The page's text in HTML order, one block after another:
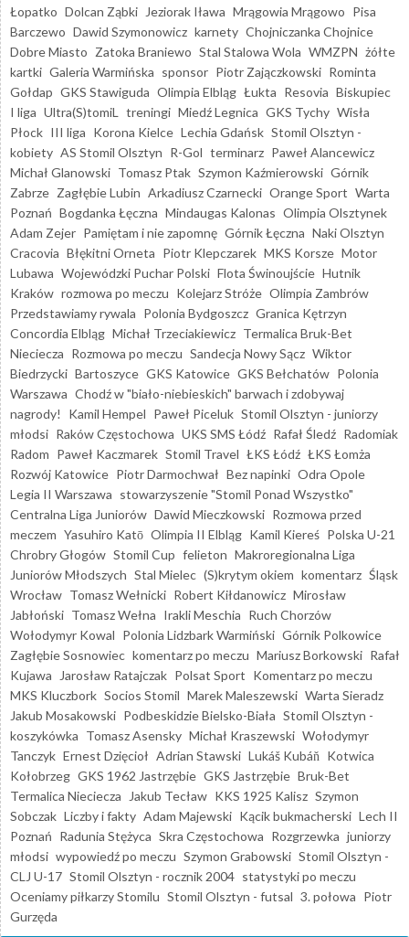
Łopatko Dolcan Ząbki Jeziorak Iława Mrągowia Mrągowo Pisa
Barczewo Dawid Szymonowicz karnety Chojniczanka Chojnice
Dobre Miasto Zatoka Braniewo Stal Stalowa Wola WMZPN żółte
kartki Galeria Warmińska sponsor Piotr Zajączkowski Rominta
Gołdap GKS Stawiguda Olimpia Elbląg Łukta Resovia Biskupiec
I liga Ultra(S)tomiL treningi Miedź Legnica GKS Tychy Wisła
Płock III liga Korona Kielce Lechia Gdańsk Stomil Olsztyn -
kobiety AS Stomil Olsztyn R-Gol terminarz Paweł Alancewicz
Michał Glanowski Tomasz Ptak Szymon Kaźmierowski Górnik
Zabrze Zagłębie Lubin Arkadiusz Czarnecki Orange Sport Warta
Poznań Bogdanka Łęczna Mindaugas Kalonas Olimpia Olsztynek
Adam Zejer Pamiętam i nie zapomnę Górnik Łęczna Naki Olsztyn
Cracovia Błękitni Orneta Piotr Klepczarek MKS Korsze Motor
Lubawa Wojewódzki Puchar Polski Flota Świnoujście Hutnik
Kraków rozmowa po meczu Kolejarz Stróże Olimpia Zambrów
Przedstawiamy rywala Polonia Bydgoszcz Granica Kętrzyn
Concordia Elbląg Michał Trzeciakiewicz Termalica Bruk-Bet
Nieciecza Rozmowa po meczu Sandecja Nowy Sącz Wiktor
Biedrzycki Bartoszyce GKS Katowice GKS Bełchatów Polonia
Warszawa Chodź w "biało-niebieskich" barwach i zdobywaj
nagrody!
Kamil Hempel Paweł Piceluk Stomil Olsztyn - juniorzy
młodsi Raków Częstochowa UKS SMS Łódź Rafał Śledź Radomiak
Radom Paweł Kaczmarek Stomil Travel ŁKS Łódź ŁKS Łomża
Rozwój Katowice Piotr Darmochwał Bez napinki Odra Opole
Legia II Warszawa stowarzyszenie "Stomil Ponad Wszystko"
Centralna Liga Juniorów Dawid Mieczkowski Rozmowa przed
meczem Yasuhiro Katō Olimpia II Elbląg Kamil Kiereś Polska U-21
Chrobry Głogów Stomil Cup felieton Makroregionalna Liga
Juniorów Młodszych Stal Mielec (S)krytym okiem komentarz Śląsk
Wrocław Tomasz Wełnicki Robert Kiłdanowicz Mirosław
Jabłoński Tomasz Wełna Irakli Meschia Ruch Chorzów
Wołodymyr Kowal Polonia Lidzbark Warmiński Górnik Polkowice
Zagłębie Sosnowiec komentarz po meczu Mariusz Borkowski Rafał
Kujawa
Jarosław Ratajczak Polsat Sport Komentarz po meczu
MKS Kluczbork Socios Stomil Marek Maleszewski Warta Sieradz
Jakub Mosakowski Podbeskidzie Bielsko-Biała Stomil Olsztyn -
koszykówka Tomasz Asensky Michał Kraszewski Wołodymyr
Tanczyk Ernest Dzięcioł Adrian Stawski Lukáš Kubáň Kotwica
Kołobrzeg GKS 1962 Jastrzębie GKS Jastrzębie Bruk-Bet
Termalica Nieciecza
Jakub Tecław KKS 1925 Kalisz Szymon
Sobczak Liczby i fakty Adam Majewski Kącik bukmacherski Lech II
Poznań Radunia Stężyca Skra Częstochowa Rozgrzewka juniorzy
młodsi wypowiedź po meczu Szymon Grabowski Stomil Olsztyn -
CLJ U-17 Stomil Olsztyn - rocznik 2004 statystyki po meczu
Oceniamy piłkarzy Stomilu Stomil Olsztyn - futsal 3. połowa Piotr
Gurzęda